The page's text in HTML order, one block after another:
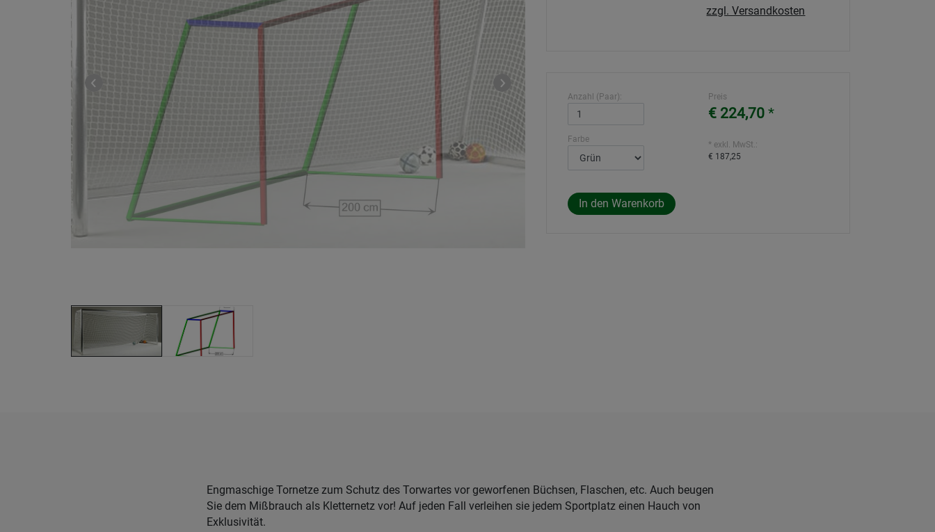
zzgl. Versandkosten
Anzahl (Paar):
Farbe
Preis
€ 224,70 *
* exkl. MwSt.:
€ 187,25
Engmaschige Tornetze zum Schutz des Torwartes vor geworfenen Büchsen, Flaschen, etc. Auch beugen
Sie dem Mißbrauch als Kletternetz vor! Auf jeden Fall verleihen sie jedem Sportplatz einen Hauch von
Exklusivität.